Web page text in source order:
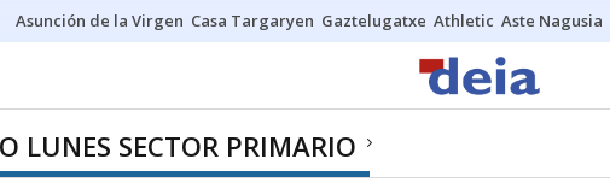
Asunción de la Virgen Casa Targaryen Gaztelugatxe Athletic Aste Nagusia
LUNES SECTOR PRIMARIO